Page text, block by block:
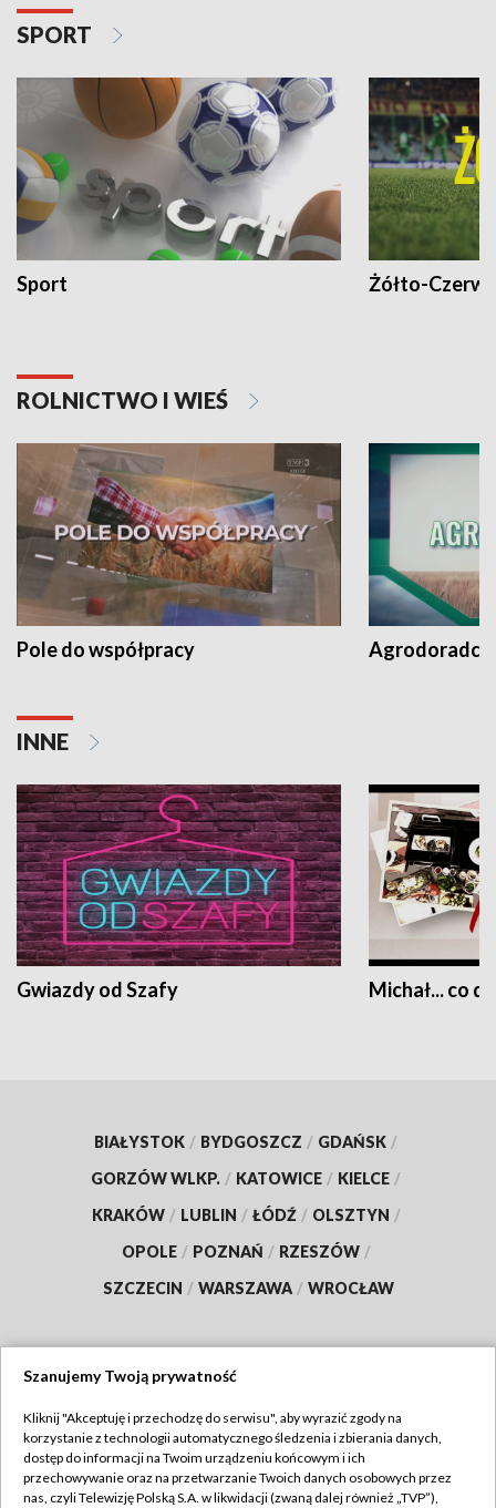
SPORT
Sport Żółto-
ROLNICTWO I WIEŚ
Pole do współpracy Agrodoradcy
INNE
Gwiazdy od Szafy Michał... co
BIAŁYSTOK / BYDGOSZCZ / GDAŃSK /
GORZÓW WLKP. / KATOWICE / KIELCE /
KRAKÓW / LUBLIN / ŁÓDŹ / OLSZTYN /
OPOLE / POZNAŃ / RZESZÓW /
SZCZECIN / WARSZAWA / WROCŁAW
TVP
Abonament TVP
Regulamin TVP
Szanujemy Twoją prywatność
Kliknij "Akceptuję i przechodzę do serwisu", aby wyrazić zgody na
korzystanie z technologii automatycznego śledzenia i zbierania danych,
dostęp do informacji na Twoim urządzeniu końcowym i ich
przechowywanie oraz na przetwarzanie Twoich danych osobowych przez
nas, czyli Telewizję Polską S.A. w likwidacji (zwaną dalej również „TVP”),